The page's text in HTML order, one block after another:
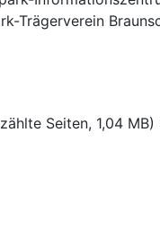
Trägerverein
Seiten, 1,04